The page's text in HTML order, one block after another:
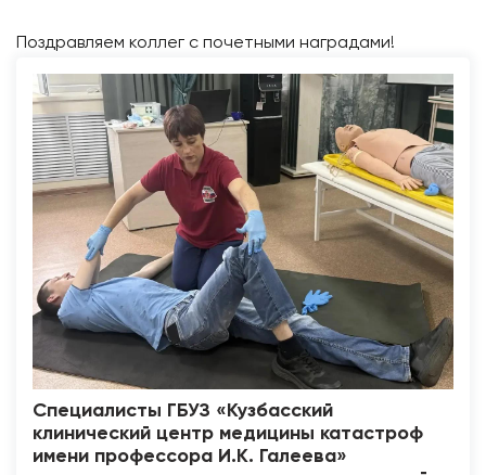
Поздравляем коллег с почетными наградами!
Специалисты ГБУЗ «Кузбасский
клинический центр медицины катастроф
имени профессора И.К. Галеева»